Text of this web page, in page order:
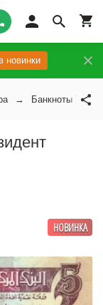
новинки
Банкноты
НОВИНКА